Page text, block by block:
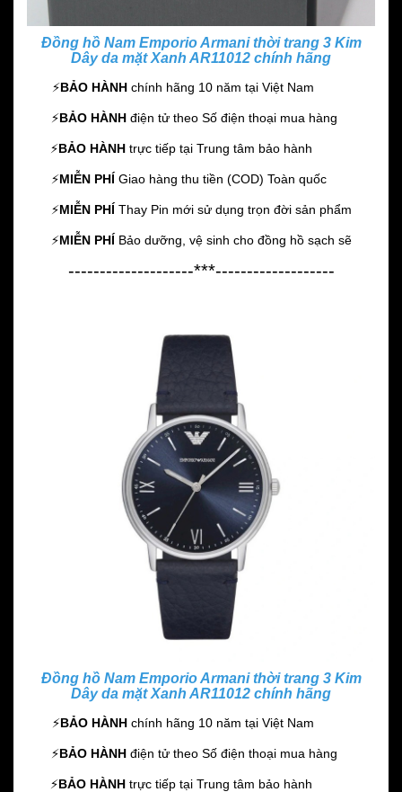
Đồng hồ Nam Emporio Armani thời trang 3 Kim
Dây da mặt Xanh AR11012 chính hãng
⚡️BẢO HÀNH chính hãng 10 năm tại Việt Nam
⚡️BẢO HÀNH điện tử theo Số điện thoại mua hàng
⚡️BẢO HÀNH trực tiếp tại Trung tâm bảo hành
⚡️MIỄN PHÍ Giao hàng thu tiền (COD) Toàn quốc
⚡️MIỄN PHÍ Thay Pin mới sử dụng trọn đời sản phẩm
⚡️MIỄN PHÍ Bảo dưỡng, vệ sinh cho đồng hồ sạch sẽ
--------------------***-------------------
Đồng hồ Nam Emporio Armani thời trang 3 Kim
Dây da mặt Xanh AR11012 chính hãng
⚡️BẢO HÀNH chính hãng 10 năm tại Việt Nam
⚡️BẢO HÀNH điện tử theo Số điện thoại mua hàng
⚡️BẢO HÀNH trực tiếp tại Trung tâm bảo hành